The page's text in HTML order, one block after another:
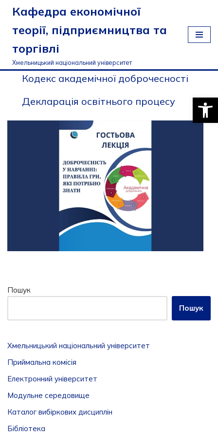
Перейти
вмісту
Кафедра економічної
теорії, підприємництва та
торгівлі
Хмельницький національний університет
Кодекс академічної доброчесності
Декларація освітнього процесу
Пошук
Пошук
Хмельницький національний університет
Приймальна комісія
Електронний університет
Модульне середовище
Каталог вибіркових дисциплін
Бібліотека